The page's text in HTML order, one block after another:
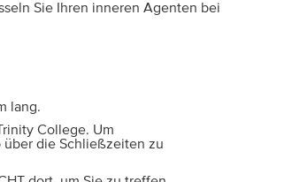
Sie Ihren inneren Agenten bei
lang.
College. Um
die Schließzeiten zu